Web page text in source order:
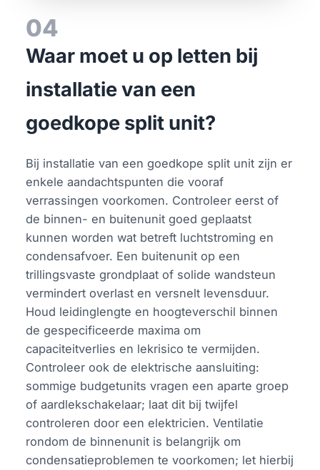
04
Waar moet u op letten bij
installatie van een
goedkope split unit?
Bij installatie van een goedkope split unit zijn er
enkele aandachtspunten die vooraf
verrassingen voorkomen. Controleer eerst of
de binnen- en buitenunit goed geplaatst
kunnen worden wat betreft luchtstroming en
condensafvoer. Een buitenunit op een
trillingsvaste grondplaat of solide wandsteun
vermindert overlast en versnelt levensduur.
Houd leidinglengte en hoogteverschil binnen
de gespecificeerde maxima om
capaciteitverlies en lekrisico te vermijden.
Controleer ook de elektrische aansluiting:
sommige budgetunits vragen een aparte groep
of aardlekschakelaar; laat dit bij twijfel
controleren door een elektricien. Ventilatie
rondom de binnenunit is belangrijk om
condensatieproblemen te voorkomen; let hierbij